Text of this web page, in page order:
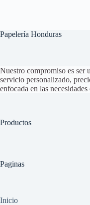
Papelería Honduras
Nuestro compromiso es ser
servicio personalizado,
enfocada en las
Productos
Paginas
Inicio